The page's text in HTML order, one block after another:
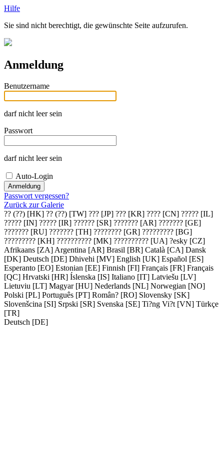
Hilfe
Sie sind nicht berechtigt, die gewünschte Seite aufzurufen.
Anmeldung
Benutzername
darf nicht leer sein
Passwort
darf nicht leer sein
Auto-Login
Passwort vergessen?
Zurück zur Galerie
?? (??) [HK] ?? (??) [TW] ??? [JP] ??? [KR] ???? [CN] ????? [IL]
????? [IN] ????? [IR] ?????? [SR] ??????? [AR] ??????? [GE]
??????? [RU] ??????? [TH] ???????? [GR] ????????? [BG]
????????? [KH] ?????????? [MK] ?????????? [UA] ?esky [CZ]
Afrikaans [ZA] Argentina [AR] Brasil [BR] Català [CA] Dansk
[DK] Deutsch [DE] Dhivehi [MV] English [UK] Español [ES]
Esperanto [EO] Estonian [EE] Finnish [FI] Français [FR] Français
[QC] Hrvatski [HR] Íslenska [IS] Italiano [IT] Latviešu [LV]
Lietuviu [LT] Magyar [HU] Nederlands [NL] Norwegian [NO]
Polski [PL] Português [PT] Român? [RO] Slovensky [SK]
Slovenšcina [SI] Srpski [SR] Svenska [SE] Ti?ng Vi?t [VN] Türkçe
[TR]
Deutsch [DE]